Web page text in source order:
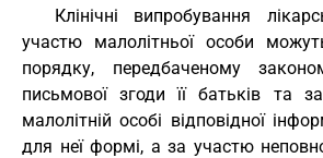
Клінічні випробування
участю малолітньої особи
порядку, передбаченому
письмової згоди її батьків та
малолітній особі відповідної
для неї формі, а за участю